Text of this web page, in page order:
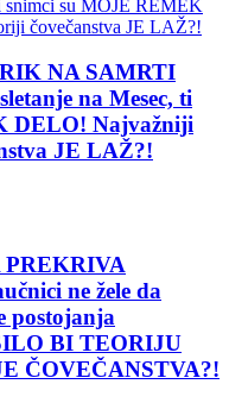
NA SAMRTI
na Mesec, ti
DELO! Najvažniji
JE LAŽ?!
PREKRIVA
ne žele da
postojanja
BI TEORIJU
ČOVEČANSTVA?!